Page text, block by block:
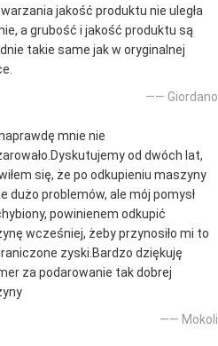
jakość produktu nie uległa
a grubość i jakość produktu są
takie same jak w oryginalnej
—— Giordano
mnie nie
od dwóch lat,
się, że po odkupieniu maszyny
dużo problemów, ale mój pomysł
powinienem odkupić
wcześniej, żeby przynosiło mi to
zyski.Bardzo dziękuję
za podarowanie tak dobrej
—— Mokoli